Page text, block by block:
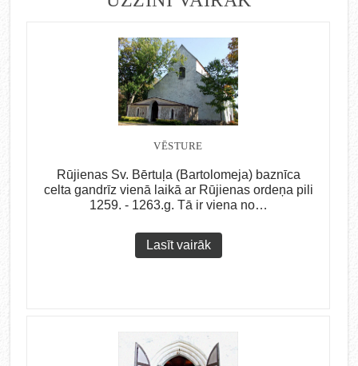
VĒSTURE
Rūjienas Sv. Bērtuļa (Bartolomeja) baznīca
celta gandrīz vienā laikā ar Rūjienas ordeņa pili
1259. - 1263.g. Tā ir viena no…
Lasīt vairāk